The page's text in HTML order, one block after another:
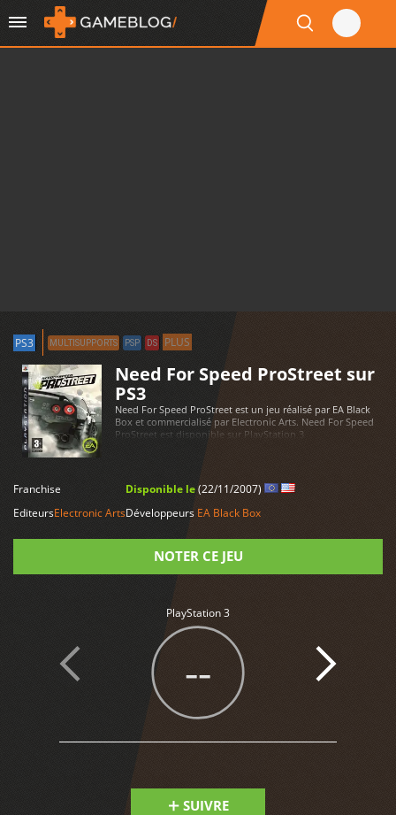
PS3 MULTISUPPORTS PSP DS PLUS
Need For Speed ProStreet sur
PS3
Need For Speed ProStreet est un jeu réalisé par EA Black
Box et commercialisé par Electronic Arts. Need For Speed
ProStreet est disponible sur PlayStation 3
Franchise
EditeursElectronic Arts
Disponible le(22/11/2007)
Développeurs EA Black Box
NOTER CE JEU
PlayStation 3
--
SUIVRE